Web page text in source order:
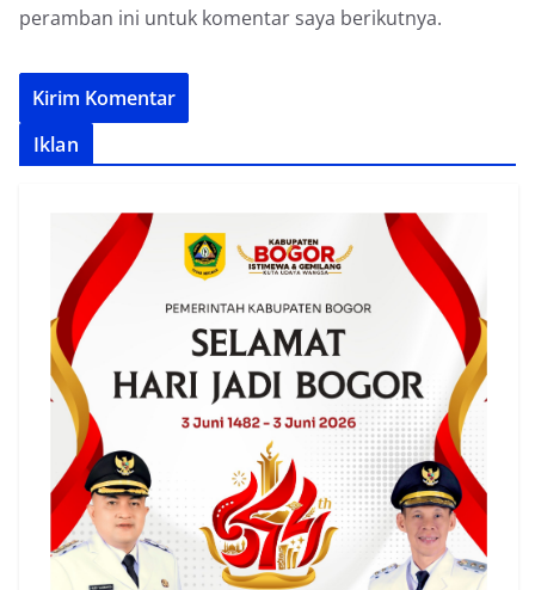
peramban ini untuk komentar saya berikutnya.
Iklan